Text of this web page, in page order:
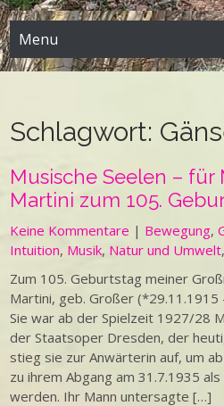
Menu
Schlagwort:
Musische Seelen – für
Martini zum 105.
Keine Kommentare | Bewegung,
Intuition, Musik, Natur und Umwelt,
Zum 105. Geburtstag meiner
Martini, geb. Großer (*29.11.1915
Sie war ab der Spielzeit 1927/28
der Staatsoper Dresden, der
stieg sie zur Anwärterin auf, um
zu ihrem Abgang am 31.7.1935
werden. Ihr Mann untersagte […]